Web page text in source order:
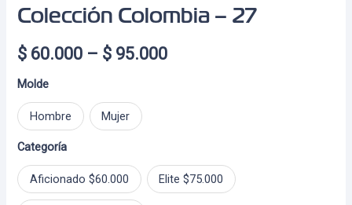
Colección Colombia – 27
$ 60.000 – $ 95.000Price
$ 95.000
Molde
Hombre Mujer
Categoría
Aficionado $60.000 Elite $75.000